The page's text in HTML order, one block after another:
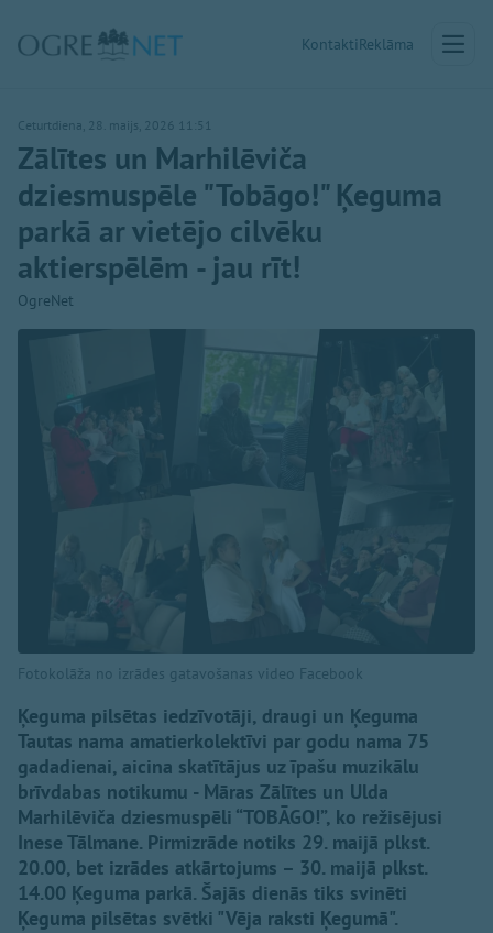
KontaktiReklāma
Ceturtdiena, 28. maijs, 2026 11:51
Zālītes un Marhilēviča
dziesmuspēle "Tobāgo!" Ķeguma
parkā ar vietējo cilvēku
aktierspēlēm - jau rīt!
OgreNet
Fotokolāža no izrādes gatavošanas video Facebook
Ķeguma pilsētas iedzīvotāji, draugi un Ķeguma
Tautas nama amatierkolektīvi par godu nama 75
gadadienai, aicina skatītājus uz īpašu muzikālu
brīvdabas notikumu - Māras Zālītes un Ulda
Marhilēviča dziesmuspēli “TOBĀGO!”, ko režisējusi
Inese Tālmane. Pirmizrāde notiks 29. maijā plkst.
20.00, bet izrādes atkārtojums – 30. maijā plkst.
14.00 Ķeguma parkā. Šajās dienās tiks svinēti
Ķeguma pilsētas svētki "Vēja raksti Ķegumā".